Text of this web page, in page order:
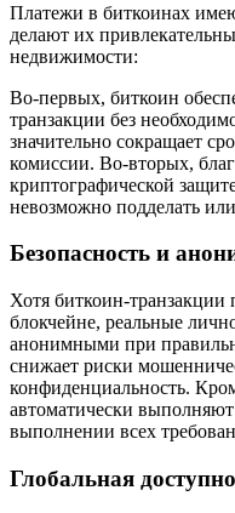
Платежи в биткоинах
делают их
недвижимости:
Во-первых, биткоин
транзакции без
значительно сокращает
комиссии. Во-вторых,
криптографической
невозможно подделать
Безопасность и
Хотя биткоин-
блокчейне, реальные
анонимными при
снижает риски
конфиденциальность.
автоматически
выполнении всех
Глобальная